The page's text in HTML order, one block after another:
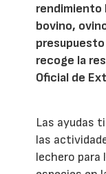
rendimiento
bovino,
recoge la
Oficial de
Las ayudas
las
lechero para